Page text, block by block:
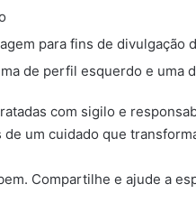
para fins de divulgação
de perfil esquerdo e uma
com sigilo e
de um cuidado que
Compartilhe e ajude a